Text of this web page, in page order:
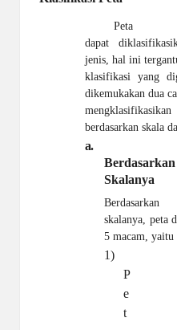
Peta
dapat
jenis, hal ini
klasifikasi yang
dikemukakan dua
berdasarkan skala
a.
Berdasarkan
Skalanya
Berdasarkan
skalanya, peta
5 macam, yaitu
1)
P
e
t